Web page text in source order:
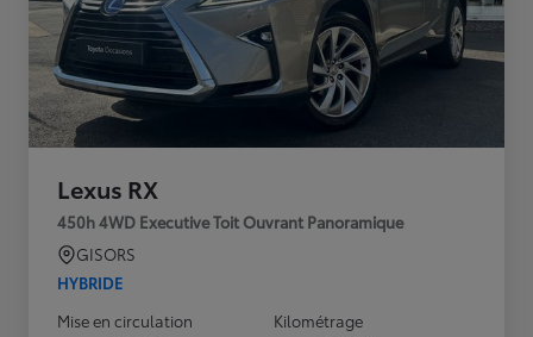
Lexus RX
450h 4WD Executive Toit Ouvrant Panoramique
GISORS
HYBRIDE
Mise en circulation
Kilométrage